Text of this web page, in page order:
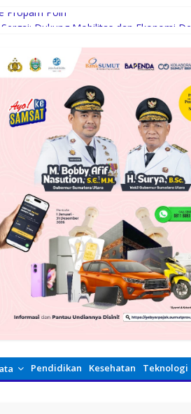
Propam Polri
Tinjau RSUD Thomsen
Terkendali
Pendidikan Kesehatan Teknologi